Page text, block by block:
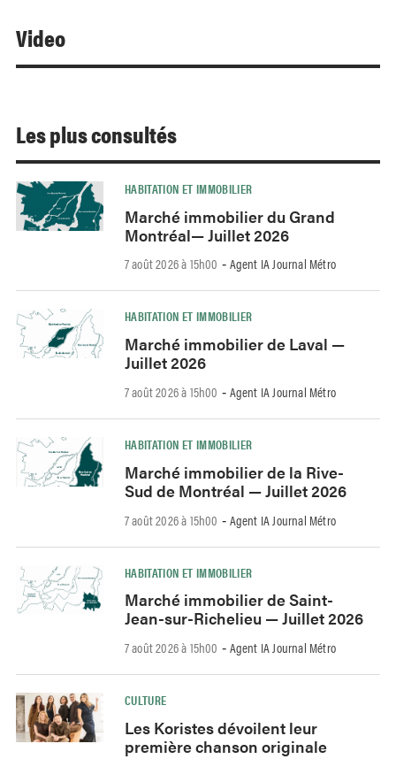
Video
Les plus consultés
HABITATION ET IMMOBILIER
Marché immobilier du Grand
Montréal— Juillet 2026
7 août 2026 à 15h00 - Agent IA Journal Métro
HABITATION ET IMMOBILIER
Marché immobilier de Laval —
Juillet 2026
7 août 2026 à 15h00 - Agent IA Journal Métro
HABITATION ET IMMOBILIER
Marché immobilier de la Rive-
Sud de Montréal — Juillet 2026
7 août 2026 à 15h00 - Agent IA Journal Métro
HABITATION ET IMMOBILIER
Marché immobilier de Saint-
Jean-sur-Richelieu — Juillet 2026
7 août 2026 à 15h00 - Agent IA Journal Métro
CULTURE
Les Koristes dévoilent leur
première chanson originale